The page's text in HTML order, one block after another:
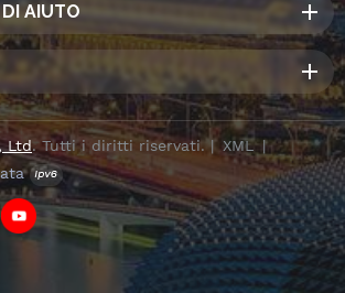
AIUTO
Ltd. Tutti i diritti riservati. |XML|